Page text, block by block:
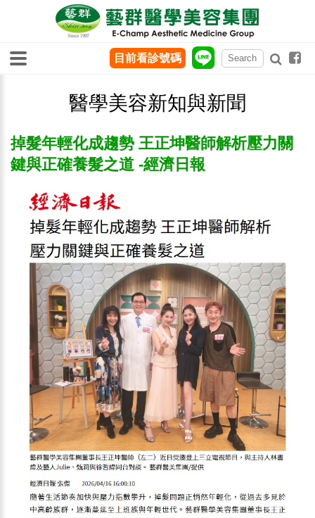
醫學美容新知與新聞
掉髮年輕化成趨勢 王正坤醫師解析壓力關
鍵與正確養髮之道 -經濟日報
目前看診號碼